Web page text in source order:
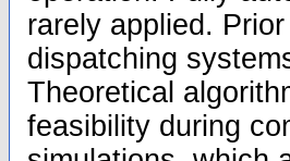
rarely applied.
dispatching
Theoretical
feasibility during